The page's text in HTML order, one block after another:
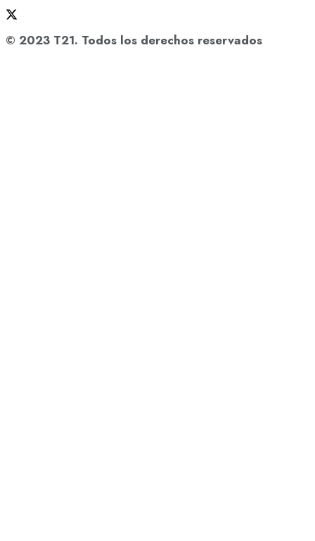
© 2023 T21. Todos los derechos reservados